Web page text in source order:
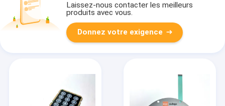
Laissez-nous contacter les meilleurs
produits avec vous.
Donnez votre exigence